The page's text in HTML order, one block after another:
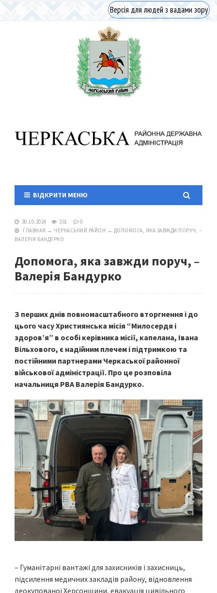
Версія для людей з вадами зору
ВІДКРИТИ МЕНЮ
30.10.2024 331
0
ГЛАВНАЯ → ЧЕРКАСЬКИЙ РАЙОН → ДОПОМОГА, ЯКА ЗАВЖДИ ПОРУЧ, –
ВАЛЕРІЯ БАНДУРКО
Допомога, яка завжди поруч, –
Валерія Бандурко
З перших днів повномасштабного вторгнення і до
цього часу Християнська місія “Милосердя і
здоров’я” в особі керівника місії, капелана, Івана
Вільхового, є надійним плечем і підтримкою та
постійними партнерами Черкаської районної
військової адміністрації. Про це розповіла
начальниця РВА Валерія Бандурко.
– Гуманітарні вантажі для захисників і захисниць,
підсилення медичних закладів району, відновлення
деокупованої Херсонщини, евакуація цивільного